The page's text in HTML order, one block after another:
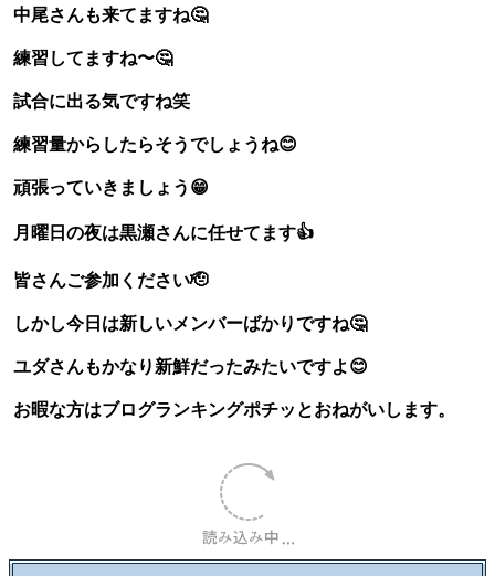
中尾さんも来てますね🤔
練習してますね〜🤔
試合に出る気ですね笑
練習量からしたらそうでしょうね😊
頑張っていきましょう😁
月曜日の夜は黒瀬さんに任せてます👍
皆さんご参加ください🫡
しかし今日は新しいメンバーばかりですね🤔
ユダさんもかなり新鮮だったみたいですよ😊
お暇な方はブログランキングポチッとおねがいします。